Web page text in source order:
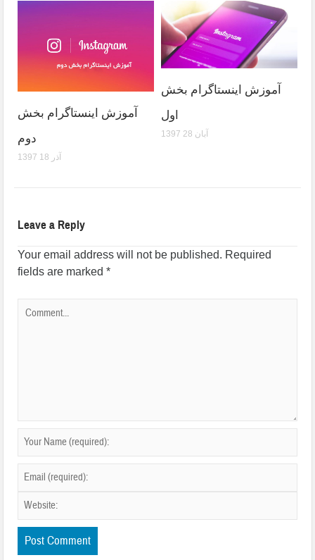
آموزش اینستاگرام بخش
دوم
1397 آذر 18
آموزش اینستاگرام بخش
اول
1397 آبان 28
Leave a Reply
Your email address will not be published. Required
fields are marked*